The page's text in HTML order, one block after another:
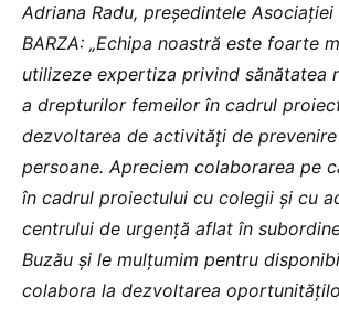
Adriana Radu, președintele Asociației
BARZA: „Echipa noastră este foarte
utilizeze expertiza privind sănătatea
a drepturilor femeilor în cadrul
dezvoltarea de activități de
persoane. Apreciem colaborarea pe
în cadrul proiectului cu colegii și cu
centrului de urgență aflat în
Buzău și le mulțumim pentru
colabora la dezvoltarea